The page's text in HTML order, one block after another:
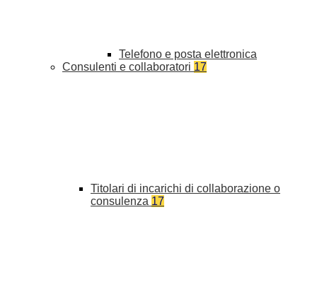
Telefono e posta elettronica
Consulenti e collaboratori 17
Titolari di incarichi di collaborazione o
consulenza 17